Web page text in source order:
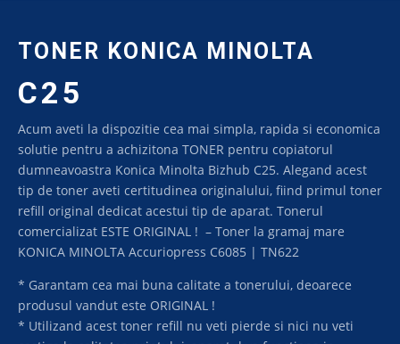
TONER KONICA MINOLTA
C25
Acum aveti la dispozitie cea mai simpla, rapida si economica
solutie pentru a achizitona TONER pentru copiatorul
dumneavoastra Konica Minolta Bizhub C25. Alegand acest
tip de toner aveti certitudinea originalului, fiind primul toner
refill original dedicat acestui tip de aparat. Tonerul
comercializat ESTE ORIGINAL ! – Toner la gramaj mare
KONICA MINOLTA Accuriopress C6085 | TN622
* Garantam cea mai buna calitate a tonerului, deoarece
produsul vandut este ORIGINAL !
* Utilizand acest toner refill nu veti pierde si nici nu veti